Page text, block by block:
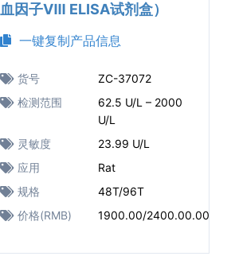
血因子Ⅷ ELISA试剂盒）
一键复制产品信息
货号
ZC-37072
检测范围
62.5 U/L – 2000
U/L
灵敏度
23.99 U/L
应用
Rat
规格
48T/96T
价格(RMB)
1900.00/2400.00.00